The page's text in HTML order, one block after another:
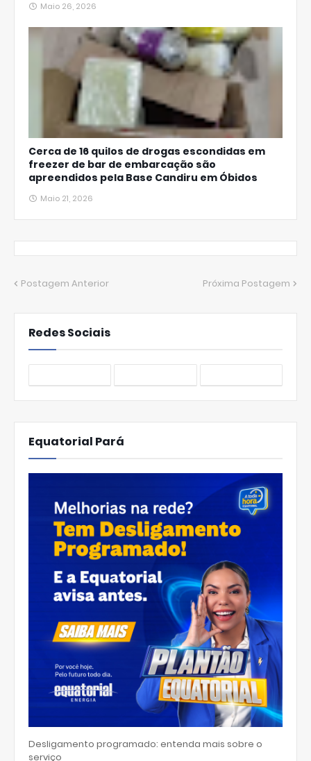
Maio 26, 2026
Cerca de 16 quilos de drogas escondidas em
freezer de bar de embarcação são
apreendidos pela Base Candiru em Óbidos
Maio 21, 2026
Postagem Anterior Próxima Postagem
Redes Sociais
Equatorial Pará
Desligamento programado: entenda mais sobre o
serviço